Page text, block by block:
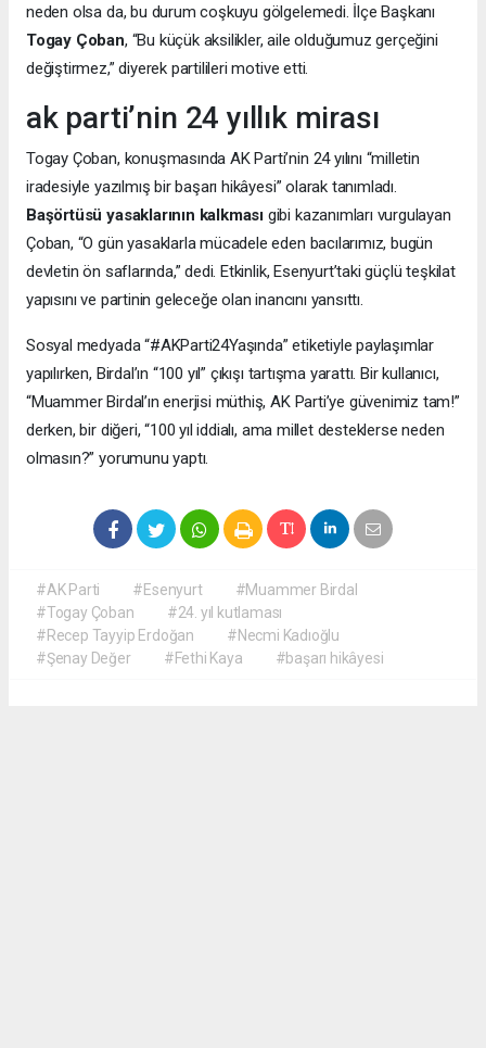
neden olsa da, bu durum coşkuyu gölgelemedi. İlçe Başkanı
Togay Çoban, “Bu küçük aksilikler, aile olduğumuz gerçeğini
değiştirmez,” diyerek partilileri motive etti.
ak parti’nin 24 yıllık mirası
Togay Çoban, konuşmasında AK Parti’nin 24 yılını “milletin
iradesiyle yazılmış bir başarı hikâyesi” olarak tanımladı.
Başörtüsü yasaklarının kalkması gibi kazanımları vurgulayan
Çoban, “O gün yasaklarla mücadele eden bacılarımız, bugün
devletin ön saflarında,” dedi. Etkinlik, Esenyurt’taki güçlü teşkilat
yapısını ve partinin geleceğe olan inancını yansıttı.
Sosyal medyada “#AKParti24Yaşında” etiketiyle paylaşımlar
yapılırken, Birdal’ın “100 yıl” çıkışı tartışma yarattı. Bir kullanıcı,
“Muammer Birdal’ın enerjisi müthiş, AK Parti’ye güvenimiz tam!”
derken, bir diğeri, “100 yıl iddialı, ama millet desteklerse neden
olmasın?” yorumunu yaptı.
#AK Parti #Esenyurt
#Muammer Birdal
#Togay Çoban
#24. yıl kutlaması
#Recep Tayyip Erdoğan
#Necmi Kadıoğlu
#Şenay Değer
#Fethi Kaya #başarı hikâyesi